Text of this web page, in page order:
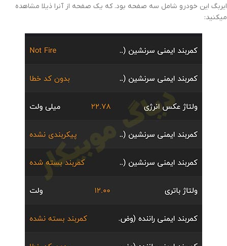
ایربگ این خودرو شامل سه صفحه بود. که یک صفحه از آنرا ذیلا مشاهده
میکنید: